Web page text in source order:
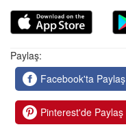
Paylaş:
Facebook'ta Paylaş
Pinterest'de Paylaş